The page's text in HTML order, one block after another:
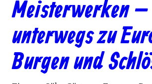
Meisterwerken –
unterwegs zu
Burgen und